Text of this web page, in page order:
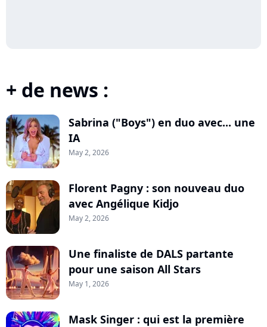
+ de news :
Sabrina ("Boys") en duo avec... une
IA
May 2, 2026
Florent Pagny : son nouveau duo
avec Angélique Kidjo
May 2, 2026
Une finaliste de DALS partante
pour une saison All Stars
May 1, 2026
Mask Singer : qui est la première